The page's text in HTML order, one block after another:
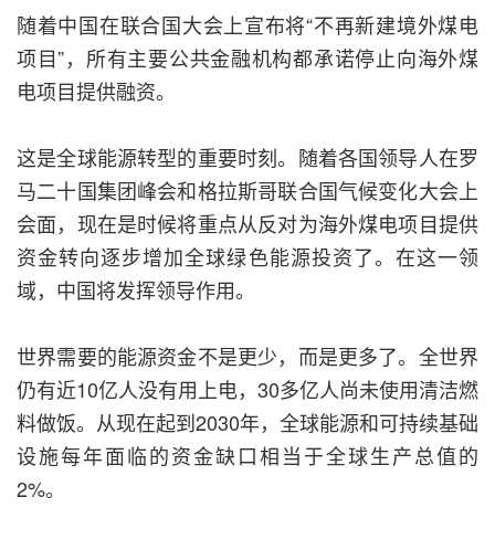
随着中国在联合国大会上宣布将“不再新建境外煤电
项目”，所有主要公共金融机构都承诺停止向海外煤
电项目提供融资。
这是全球能源转型的重要时刻。随着各国领导人在罗
马二十国集团峰会和格拉斯哥联合国气候变化大会上
会面，现在是时候将重点从反对为海外煤电项目提供
资金转向逐步增加全球绿色能源投资了。在这一领
域，中国将发挥领导作用。
世界需要的能源资金不是更少，而是更多了。全世界
仍有近10亿人没有用上电，30多亿人尚未使用清洁燃
料做饭。从现在起到2030年，全球能源和可持续基础
设施每年面临的资金缺口相当于全球生产总值的
2%。